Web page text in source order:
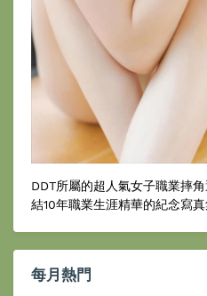
DDT所屬的超人氣女子職業摔
結10年職業生涯精華的紀念寫真
每月熱門